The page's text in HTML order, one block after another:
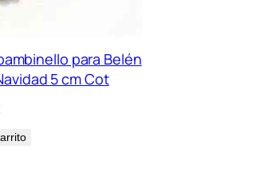
para Belén
5 cm Cot